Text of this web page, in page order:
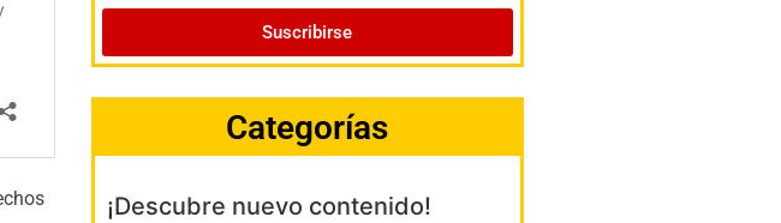
Suscribirse
Categorías
¡Descubre nuevo contenido!